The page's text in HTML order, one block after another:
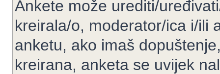
Ankete može urediti/
kreirala/o, moderator/ica i/ili
anketu, ako imaš
kreirana, anketa se uvijek